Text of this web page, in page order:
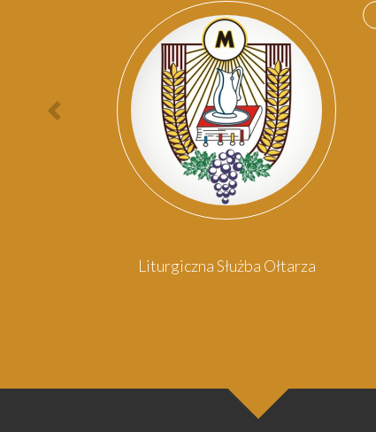
Poprzednia
osoba
Liturgiczna Służba Ołtarza